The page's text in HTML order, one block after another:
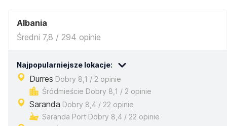
Albania
Średni 7,8 / 294 opinie
Najpopularniejsze lokacje:
Durres Dobry 8,1 / 2 opinie
Śródmieście Dobry 8,1 / 2 opinie
Saranda Dobry 8,4 / 22 opinie
Saranda Port Dobry 8,4 / 22 opinie